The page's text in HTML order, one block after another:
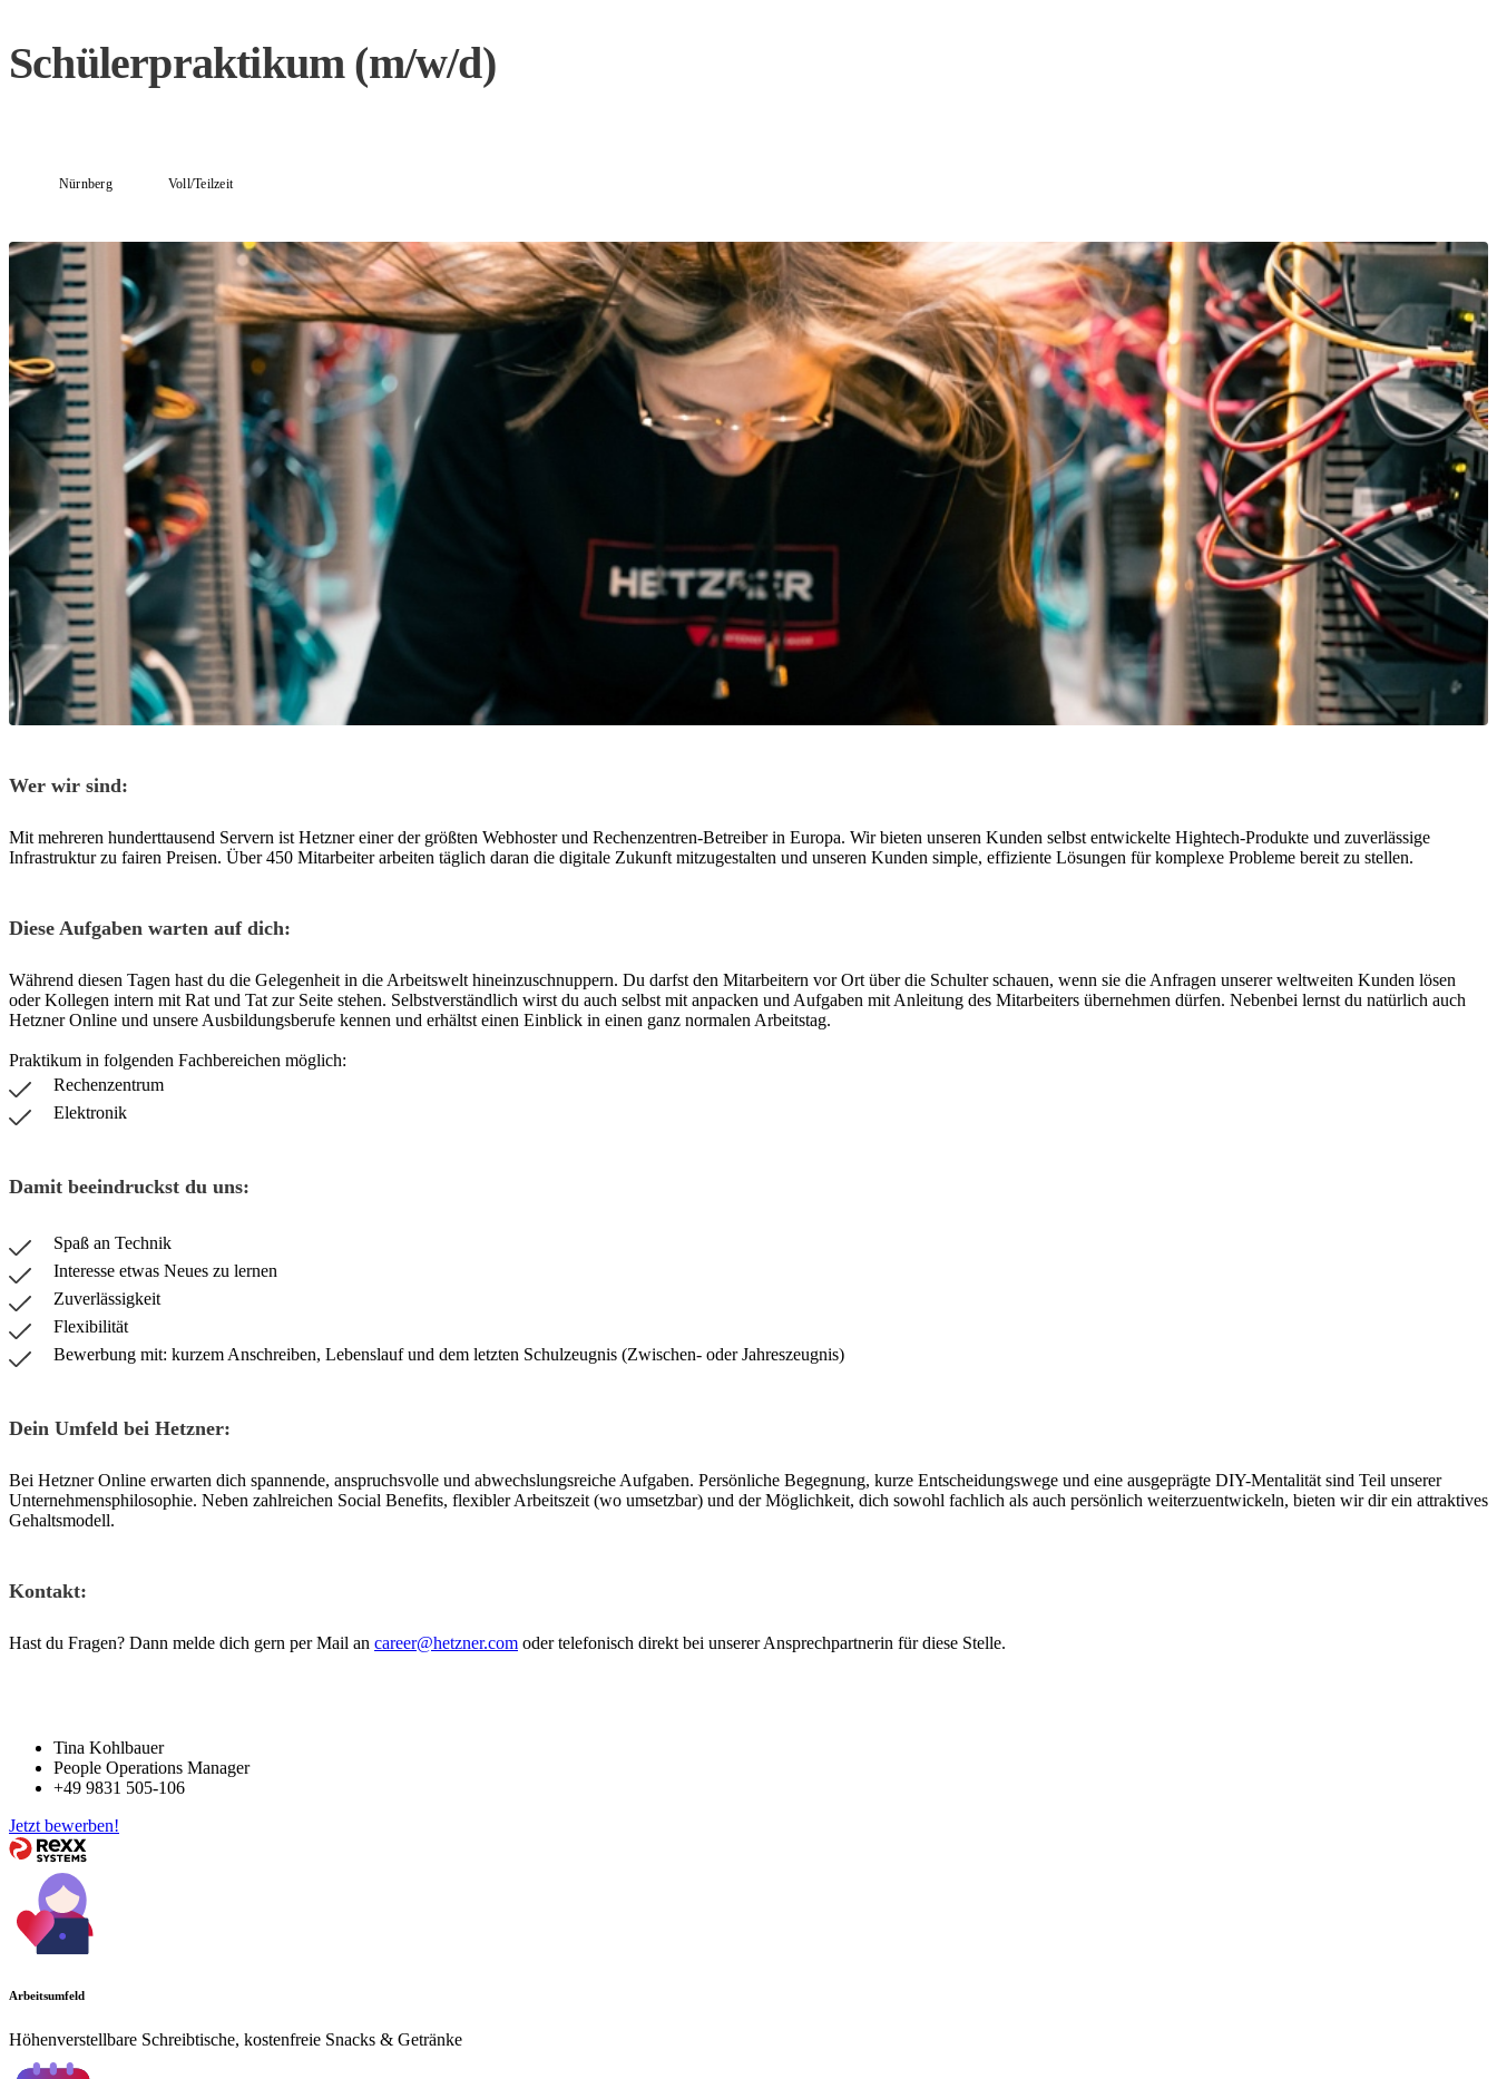
Schülerpraktikum (m/w/d)
Nürnberg Voll/Teilzeit
Wer wir sind:
Mit mehreren hunderttausend Servern ist Hetzner einer der größten Webhoster und Rechenzentren-Betreiber in Europa. Wir bieten unseren Kunden selbst entwickelte Hightech-Produkte und zuverlässige
Infrastruktur zu fairen Preisen. Über 450 Mitarbeiter arbeiten täglich daran die digitale Zukunft mitzugestalten und unseren Kunden simple, effiziente Lösungen für komplexe Probleme bereit zu stellen.
Diese Aufgaben warten auf dich:
Während diesen Tagen hast du die Gelegenheit in die Arbeitswelt hineinzuschnuppern. Du darfst den Mitarbeitern vor Ort über die Schulter schauen, wenn sie die Anfragen unserer weltweiten Kunden lösen
oder Kollegen intern mit Rat und Tat zur Seite stehen. Selbstverständlich wirst du auch selbst mit anpacken und Aufgaben mit Anleitung des Mitarbeiters übernehmen dürfen. Nebenbei lernst du natürlich auch
Hetzner Online und unsere Ausbildungsberufe kennen und erhältst einen Einblick in einen ganz normalen Arbeitstag.
Praktikum in folgenden Fachbereichen möglich:
Rechenzentrum
Elektronik
Damit beeindruckst du uns:
Spaß an Technik
Interesse etwas Neues zu lernen
Zuverlässigkeit
Flexibilität
Bewerbung mit: kurzem Anschreiben, Lebenslauf und dem letzten Schulzeugnis (Zwischen- oder Jahreszeugnis)
Dein Umfeld bei Hetzner:
Bei Hetzner Online erwarten dich spannende, anspruchsvolle und abwechslungsreiche Aufgaben. Persönliche Begegnung, kurze Entscheidungswege und eine ausgeprägte DIY-Mentalität sind Teil unserer
Unternehmensphilosophie. Neben zahlreichen Social Benefits, flexibler Arbeitszeit (wo umsetzbar) und der Möglichkeit, dich sowohl fachlich als auch persönlich weiterzuentwickeln, bieten wir dir ein attraktives
Gehaltsmodell.
Kontakt:
Hast du Fragen? Dann melde dich gern per Mail an career@hetzner.com oder telefonisch direkt bei unserer Ansprechpartnerin für diese Stelle.
Tina Kohlbauer
People Operations Manager
+49 9831 505-106
Jetzt bewerben!
Arbeitsumfeld
Höhenverstellbare Schreibtische, kostenfreie Snacks & Getränke